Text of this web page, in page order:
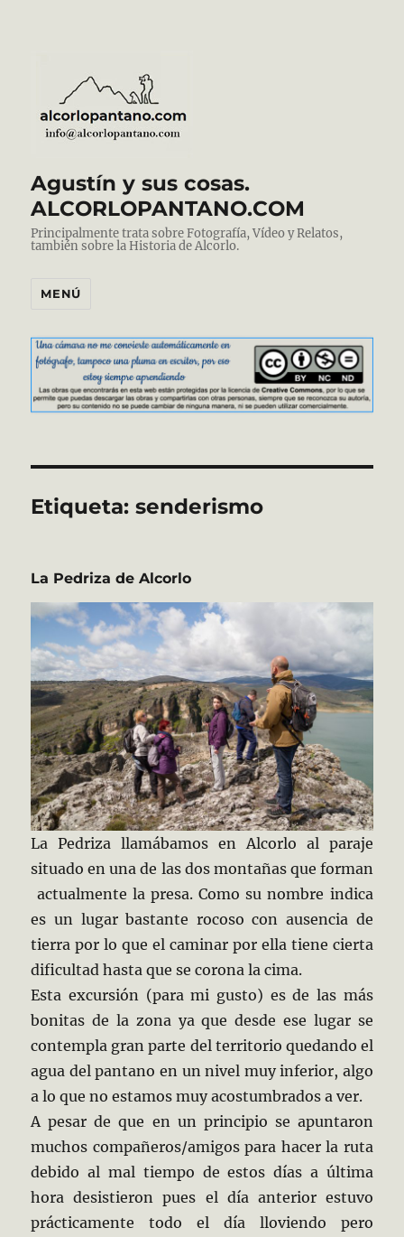
Agustín y sus cosas.
ALCORLOPANTANO.COM
Principalmente trata sobre Fotografía, Vídeo y Relatos,
también sobre la Historia de Alcorlo.
MENÚ
Etiqueta:senderismo
La Pedriza de Alcorlo
La Pedriza llamábamos en Alcorlo al paraje
situado en una de las dos montañas que forman
actualmente la presa. Como su nombre indica
es un lugar bastante rocoso con ausencia de
tierra por lo que el caminar por ella tiene cierta
dificultad hasta que se corona la cima.
Esta excursión (para mi gusto) es de las más
bonitas de la zona ya que desde ese lugar se
contempla gran parte del territorio quedando el
agua del pantano en un nivel muy inferior, algo
a lo que no estamos muy acostumbrados a ver.
A pesar de que en un principio se apuntaron
muchos compañeros/amigos para hacer la ruta
debido al mal tiempo de estos días a última
hora desistieron pues el día anterior estuvo
prácticamente todo el día lloviendo pero